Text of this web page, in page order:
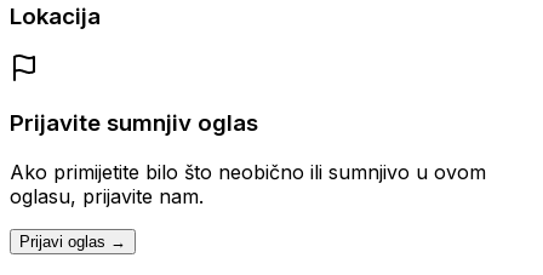
Lokacija
Prijavite sumnjiv oglas
Ako primijetite bilo što neobično ili sumnjivo u ovom
oglasu, prijavite nam.
Prijavi oglas →